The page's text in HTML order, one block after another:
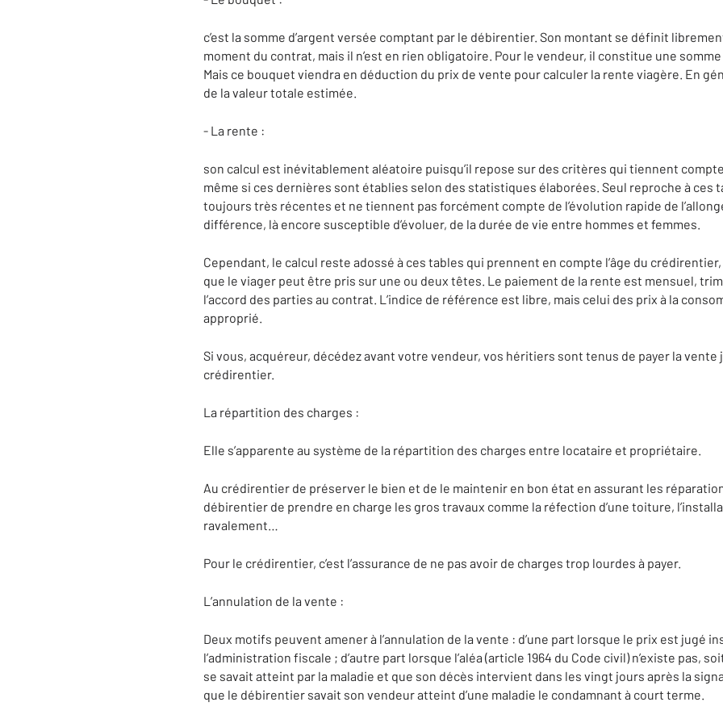
c’est la somme d’argent versée comptant par le débirentier. Son montant se définit
moment du contrat, mais il n’est en rien obligatoire. Pour le vendeur, il constitue une
Mais ce bouquet viendra en déduction du prix de vente pour calculer la rente viagère. En
de la valeur totale estimée.
- La rente :
son calcul est inévitablement aléatoire puisqu’il repose sur des critères qui tiennent
même si ces dernières sont établies selon des statistiques élaborées. Seul reproche à ces
toujours très récentes et ne tiennent pas forcément compte de l’évolution rapide de
différence, là encore susceptible d’évoluer, de la durée de vie entre hommes et femmes.
Cependant, le calcul reste adossé à ces tables qui prennent en compte l’âge du
que le viager peut être pris sur une ou deux têtes. Le paiement de la rente est mensuel,
l’accord des parties au contrat. L’indice de référence est libre, mais celui des prix à la
approprié.
Si vous, acquéreur, décédez avant votre vendeur, vos héritiers sont tenus de payer la vente
crédirentier.
La répartition des charges :
Elle s’apparente au système de la répartition des charges entre locataire et propriétaire.
Au crédirentier de préserver le bien et de le maintenir en bon état en assurant les
débirentier de prendre en charge les gros travaux comme la réfection d’une toiture,
ravalement…
Pour le crédirentier, c’est l’assurance de ne pas avoir de charges trop lourdes à payer.
L’annulation de la vente :
Deux motifs peuvent amener à l’annulation de la vente : d’une part lorsque le prix est jugé
l’administration fiscale ; d’autre part lorsque l’aléa (article 1964 du Code civil) n’existe pas,
se savait atteint par la maladie et que son décès intervient dans les vingt jours après la
que le débirentier savait son vendeur atteint d’une maladie le condamnant à court terme.